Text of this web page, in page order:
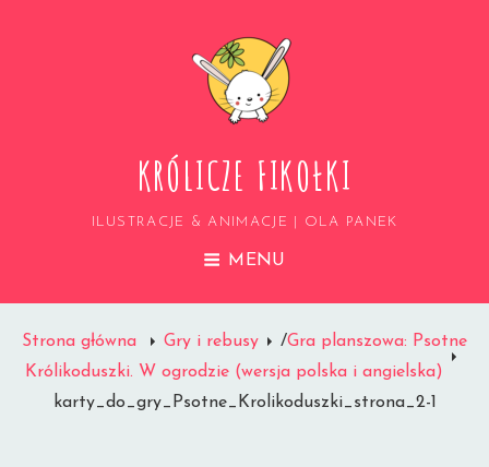
KRÓLICZE FIKOŁKI
ILUSTRACJE & ANIMACJE | OLA PANEK
MENU
Strona główna Gry i rebusy /Gra planszowa: Psotne
Królikoduszki. W ogrodzie (wersja polska i angielska)
karty_do_gry_Psotne_Krolikoduszki_strona_2-1